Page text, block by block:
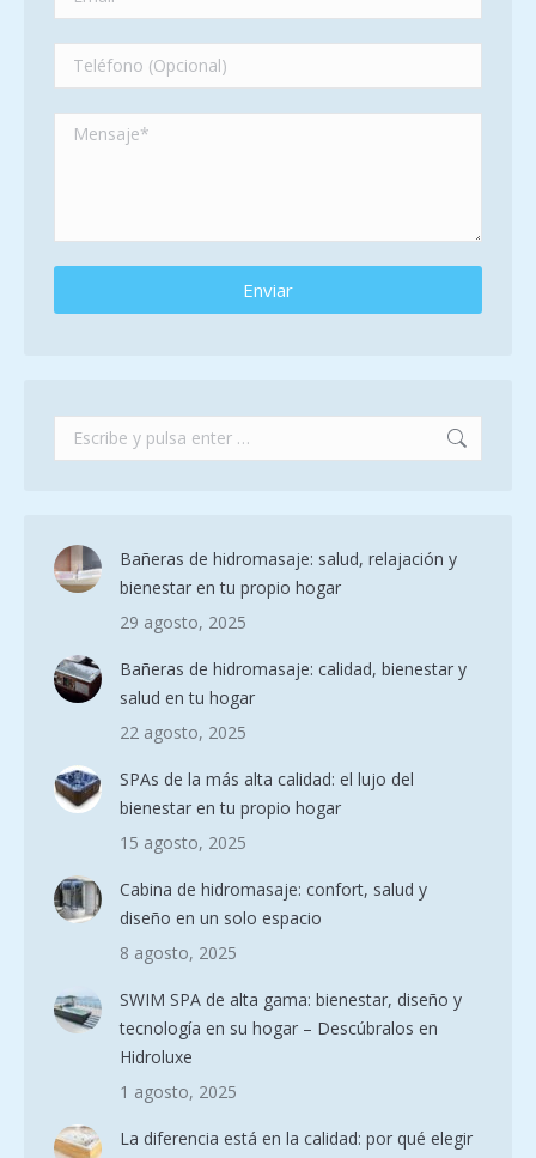
Buscar:
Bañeras de hidromasaje: salud, relajación y
bienestar en tu propio hogar
29 agosto, 2025
Bañeras de hidromasaje: calidad, bienestar y
salud en tu hogar
22 agosto, 2025
SPAs de la más alta calidad: el lujo del
bienestar en tu propio hogar
15 agosto, 2025
Cabina de hidromasaje: confort, salud y
diseño en un solo espacio
8 agosto, 2025
SWIM SPA de alta gama: bienestar, diseño y
tecnología en su hogar – Descúbralos en
Hidroluxe
1 agosto, 2025
La diferencia está en la calidad: por qué elegir